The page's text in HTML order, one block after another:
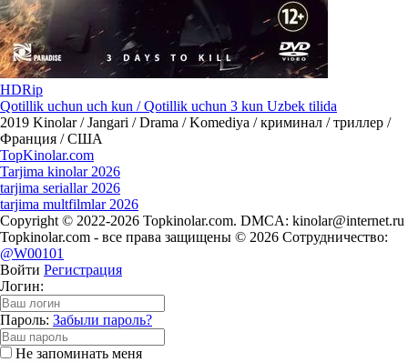
HDRip
Qotillik uchun uch kun / Qotillik uchun 3 kun Uzbek tilida
2019 Kinolar / Jangari / Drama / Komediya / криминал / триллер /
Франция / США
TopKinolar.com
Tarjima kinolar 2026
tarjima seriallar 2026
tarjima multfilmlar 2026
Copyright © 2022-2026 Topkinolar.com. DMCA: kinolar@internet.ru
Topkinolar.com - все права защищены © 2026 Сотрудничество:
@W00101
Войти Регистрация
Логин:
Пароль: Забыли пароль?
Не запоминать меня